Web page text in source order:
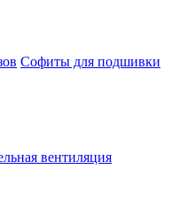
Софиты для подшивки
вентиляция